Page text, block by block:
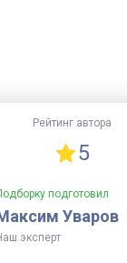
Рейтинг автора
5
подготовил
Уваров
эксперт